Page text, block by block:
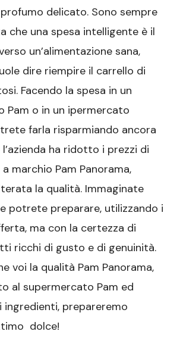
delicato. Sono sempre
che una spesa intelligente è il
un’alimentazione sana,
dire riempire il carrello di
Facendo la spesa in un
Pam o in un ipermercato
farla risparmiando ancora
ha ridotto i prezzi di
marchio Pam Panorama,
la qualità. Immaginate
potrete preparare, utilizzando i
ma con la certezza di
ricchi di gusto e di genuinità.
voi la qualità Pam Panorama,
al supermercato Pam ed
prepareremo
dolce!